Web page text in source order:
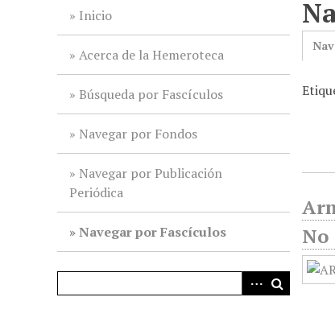
Inicio
Acerca de la Hemeroteca
Búsqueda por Fascículos
Navegar por Fondos
Navegar por Publicación
Periódica
Navegar por Fascículos
No